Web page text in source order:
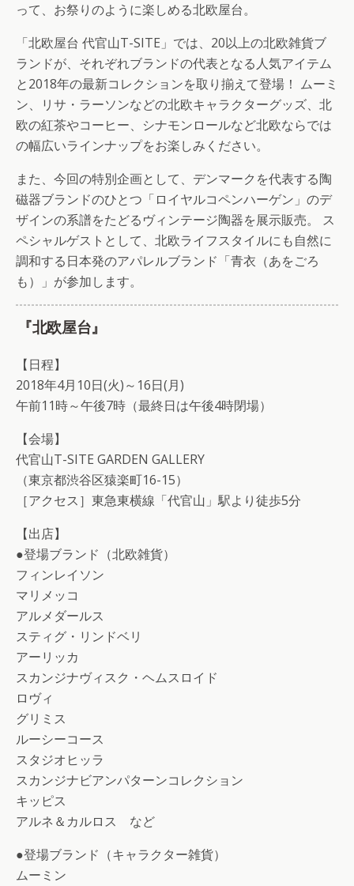
って、お祭りのように楽しめる北欧屋台。
「北欧屋台 代官山T-SITE」では、20以上の北欧雑貨ブ
ランドが、それぞれブランドの代表となる人気アイテム
と2018年の最新コレクションを取り揃えて登場！ ムーミ
ン、リサ・ラーソンなどの北欧キャラクターグッズ、北
欧の紅茶やコーヒー、シナモンロールなど北欧ならでは
の幅広いラインナップをお楽しみください。
また、今回の特別企画として、デンマークを代表する陶
磁器ブランドのひとつ「ロイヤルコペンハーゲン」のデ
ザインの系譜をたどるヴィンテージ陶器を展示販売。 ス
ペシャルゲストとして、北欧ライフスタイルにも自然に
調和する日本発のアパレルブランド「青衣（あをごろ
も）」が参加します。
『北欧屋台』
【日程】
2018年4月10日(火)～16日(月)
午前11時～午後7時（最終日は午後4時閉場）
【会場】
代官山T-SITE GARDEN GALLERY
（東京都渋谷区猿楽町16-15）
［アクセス］東急東横線「代官山」駅より徒歩5分
【出店】
●登場ブランド（北欧雑貨）
フィンレイソン
マリメッコ
アルメダールス
スティグ・リンドベリ
アーリッカ
スカンジナヴィスク・ヘムスロイド
ロヴィ
グリミス
ルーシーコース
スタジオヒッラ
スカンジナビアンパターンコレクション
キッピス
アルネ＆カルロス など
●登場ブランド（キャラクター雑貨）
ムーミン